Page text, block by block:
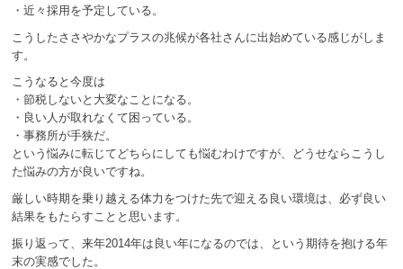
・近々採用を予定している。
こうしたささやかなプラスの兆候が各社さんに出始めている感じがしま
す。
こうなると今度は
・節税しないと大変なことになる。
・良い人が取れなくて困っている。
・事務所が手狭だ。
という悩みに転じてどちらにしても悩むわけですが、どうせならこうし
た悩みの方が良いですね。
厳しい時期を乗り越える体力をつけた先で迎える良い環境は、必ず良い
結果をもたらすことと思います。
振り返って、来年2014年は良い年になるのでは、という期待を抱ける年
末の実感でした。